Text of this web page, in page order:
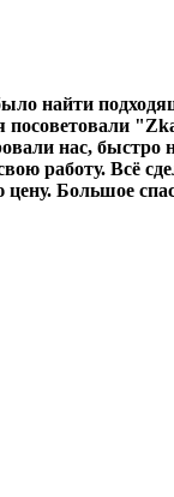
найти
посоветовали
нас, быстро
работу. Всё
Большое